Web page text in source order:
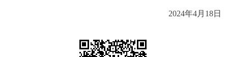
2024年4月18日